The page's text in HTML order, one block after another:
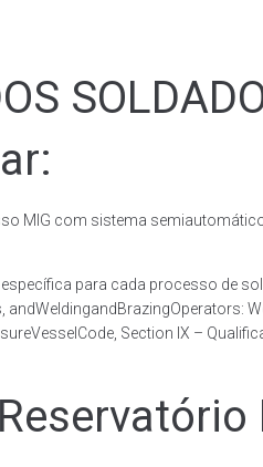
MIG com sistema
para cada processo de
Section IX –